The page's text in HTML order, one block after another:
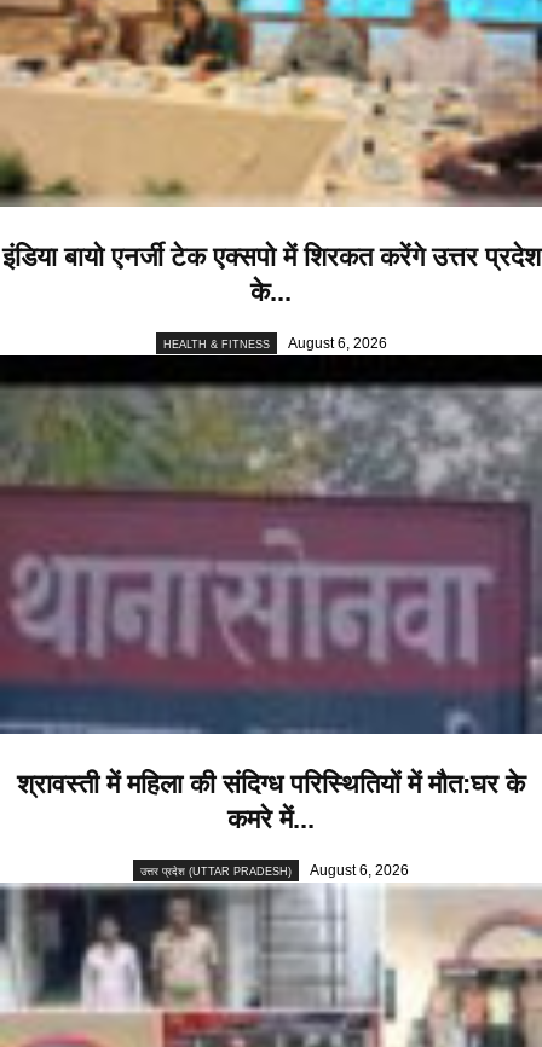
इंडिया बायो एनर्जी टेक एक्सपो में शिरकत करेंगे उत्तर प्रदेश
के...
HEALTH & FITNESS August 6, 2026
श्रावस्ती में महिला की संदिग्ध परिस्थितियों में मौत:घर के
कमरे में...
उत्तर प्रदेश (UTTAR PRADESH) August 6, 2026